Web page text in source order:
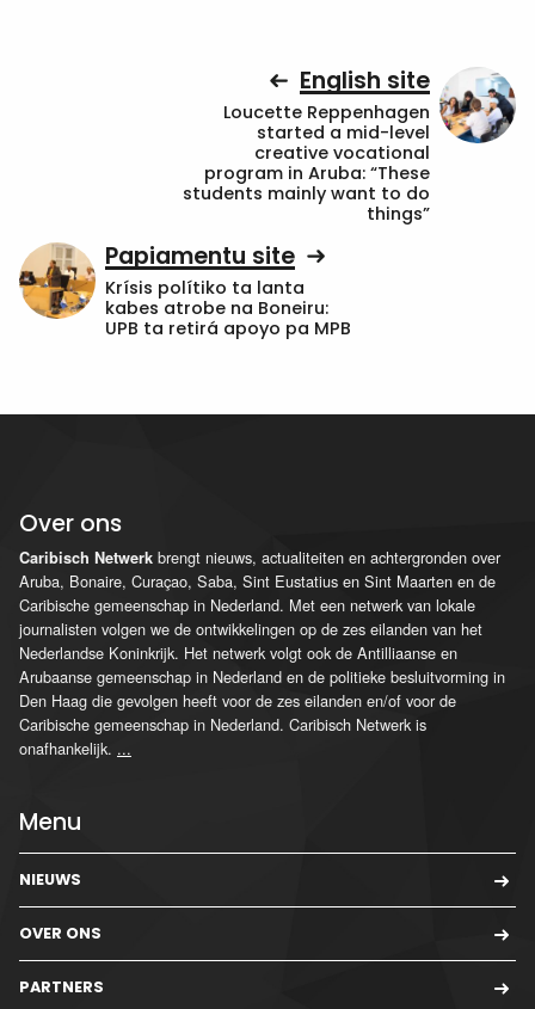
English site
Loucette Reppenhagen
started a mid-level
creative vocational
program in Aruba: “These
students mainly want to do
things”
Papiamentu site
Krísis polítiko ta lanta
kabes atrobe na Boneiru:
UPB ta retirá apoyo pa MPB
Over ons
Caribisch Netwerk brengt nieuws, actualiteiten en achtergronden over
Aruba, Bonaire, Curaçao, Saba, Sint Eustatius en Sint Maarten en de
Caribische gemeenschap in Nederland. Met een netwerk van lokale
journalisten volgen we de ontwikkelingen op de zes eilanden van het
Nederlandse Koninkrijk. Het netwerk volgt ook de Antilliaanse en
Arubaanse gemeenschap in Nederland en de politieke besluitvorming in
Den Haag die gevolgen heeft voor de zes eilanden en/of voor de
Caribische gemeenschap in Nederland. Caribisch Netwerk is
onafhankelijk. ...
Menu
NIEUWS
OVER ONS
PARTNERS